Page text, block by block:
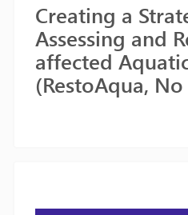
Creating a
Assessing and
affected
(RestoAqua, No